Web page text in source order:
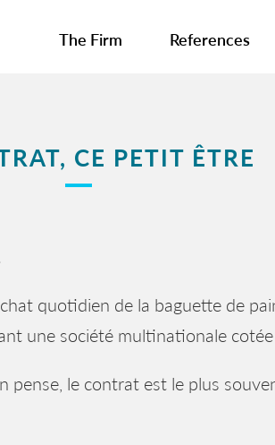
The Firm References
CE PETIT ÊTRE
quotidien de la baguette de
une société multinationale
pense, le contrat est le plus